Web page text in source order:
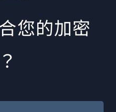
您的加密